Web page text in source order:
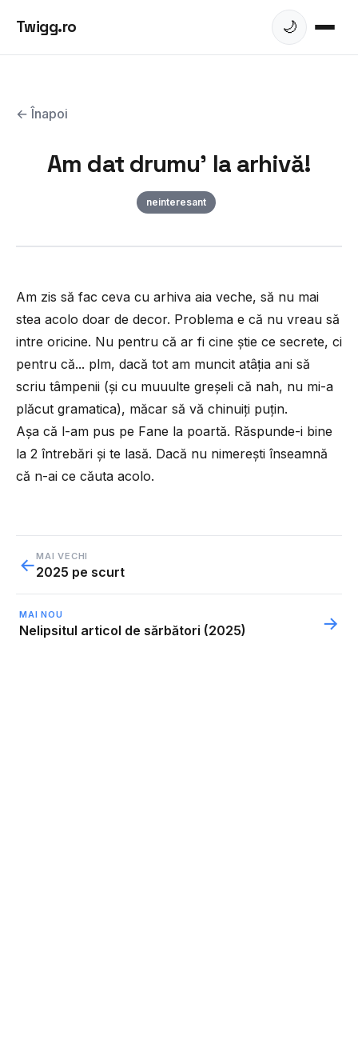
Twigg.ro 🌙
← Înapoi
Am dat drumu' la arhivă!
neinteresant
Am zis să fac ceva cu arhiva aia veche, să nu mai
stea acolo doar de decor. Problema e că nu vreau să
intre oricine. Nu pentru că ar fi cine știe ce secrete, ci
pentru că... plm, dacă tot am muncit atâția ani să
scriu tâmpenii (și cu muuulte greșeli că nah, nu mi-a
plăcut gramatica), măcar să vă chinuiți puțin.
Așa că l-am pus pe Fane la poartă. Răspunde-i bine
la 2 întrebări și te lasă. Dacă nu nimerești înseamnă
că n-ai ce căuta acolo.
←MAI VECHI
2025 pe scurt
MAI NOU
Nelipsitul articol de sărbători (2025) →